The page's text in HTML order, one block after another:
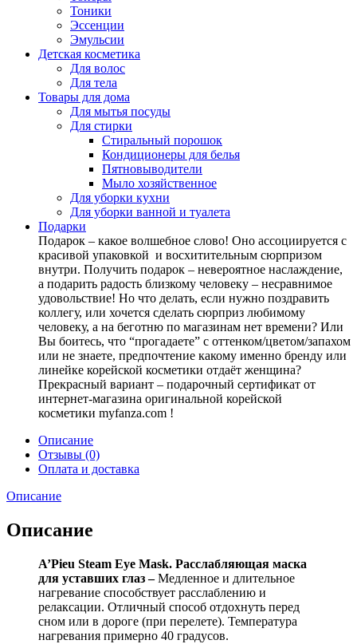
Тоники
Эссенции
Эмульсии
Детская косметика
Для волос
Для тела
Товары для дома
Для мытья посуды
Для стирки
Стиральный порошок
Кондиционеры для белья
Пятновыводители
Мыло хозяйственное
Для уборки кухни
Для уборки ванной и туалета
Подарки
Подарок – какое волшебное слово! Оно ассоциируется с
красивой упаковкой и восхитительным сюрпризом
внутри. Получить подарок – невероятное наслаждение,
а подарить радость близкому человеку – несравнимое
удовольствие! Но что делать, если нужно поздравить
коллегу, или хочется сделать сюрприз любимому
человеку, а на беготню по магазинам нет времени? Или
Вы боитесь, что “прогадаете” с оттенком/цветом/запахом
или не знаете, предпочтение какому именно бренду или
линейке корейской косметики отдаёт женщина?
Прекрасный вариант – подарочный сертификат от
интернет-магазина оригинальной корейской
косметики myfanza.com !
Описание
Отзывы (0)
Оплата и доставка
Описание
Описание
A’Pieu Steam Eye Mask. Расслабляющая маска
для уставших глаз –Медленное и длительное
нагревание способствует расслаблению и
релаксации. Отличный способ отдохнуть перед
сном или в дороге (при перелете). Температура
нагревания примерно 40 градусов.